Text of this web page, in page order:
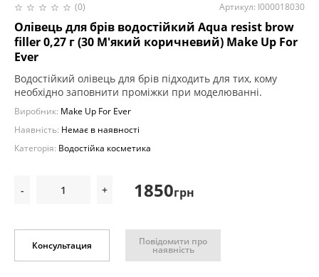
(0) Артикул: I000018030
Олівець для брів водостійкий Aqua resist brow
filler 0,27 г (30 М'який коричневий) Make Up For
Ever
Водостійкий олівець для брів підходить для тих, кому
необхідно заповнити проміжки при моделюванні.
Виробник: Make Up For Ever
Наявність: Немає в наявності
Категорія: Водостійка косметика
- + 1850грн
Консультация Повідомити про
наявність